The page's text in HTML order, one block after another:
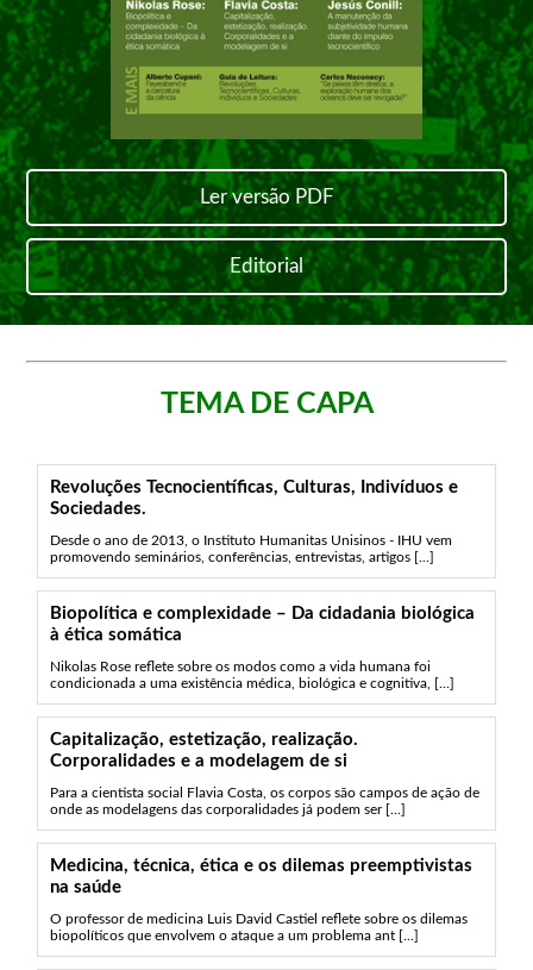
Ler versão PDF
Editorial
TEMA DE CAPA
Revoluções Tecnocientíficas, Culturas, Indivíduos e
Sociedades.
Desde o ano de 2013, o Instituto Humanitas Unisinos - IHU vem
promovendo seminários, conferências, entrevistas, artigos [...]
Biopolítica e complexidade – Da cidadania biológica
à ética somática
Nikolas Rose reflete sobre os modos como a vida humana foi
condicionada a uma existência médica, biológica e cognitiva, [...]
Capitalização, estetização, realização.
Corporalidades e a modelagem de si
Para a cientista social Flavia Costa, os corpos são campos de ação de
onde as modelagens das corporalidades já podem ser [...]
Medicina, técnica, ética e os dilemas preemptivistas
na saúde
O professor de medicina Luis David Castiel reflete sobre os dilemas
biopolíticos que envolvem o ataque a um problema ant [...]